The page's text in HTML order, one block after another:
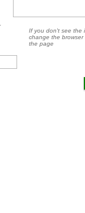
If you don't see the
change the
the page